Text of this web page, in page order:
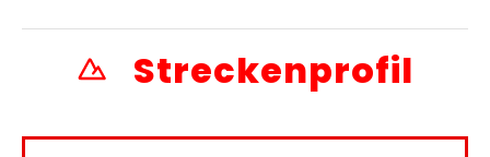
Streckenprofil